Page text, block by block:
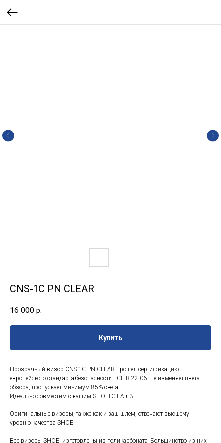
CNS-1C PN CLEAR
16 000 р.
Купить
Прозрачный визор CNS-1C PN CLEAR прошел сертификацию
европейского стандарта безопасности ECE R 22.06. Не изменяет цвета
обзора, пропускает минимум 85% света.
Идеально совместим с вашим SHOEI GT-Air 3
Оригинальные визоры, также как и ваш шлем, отвечают высшему
уровню качества SHOEI.
Все визоры SHOEI изготовлены из поликарбоната. Большинство из них